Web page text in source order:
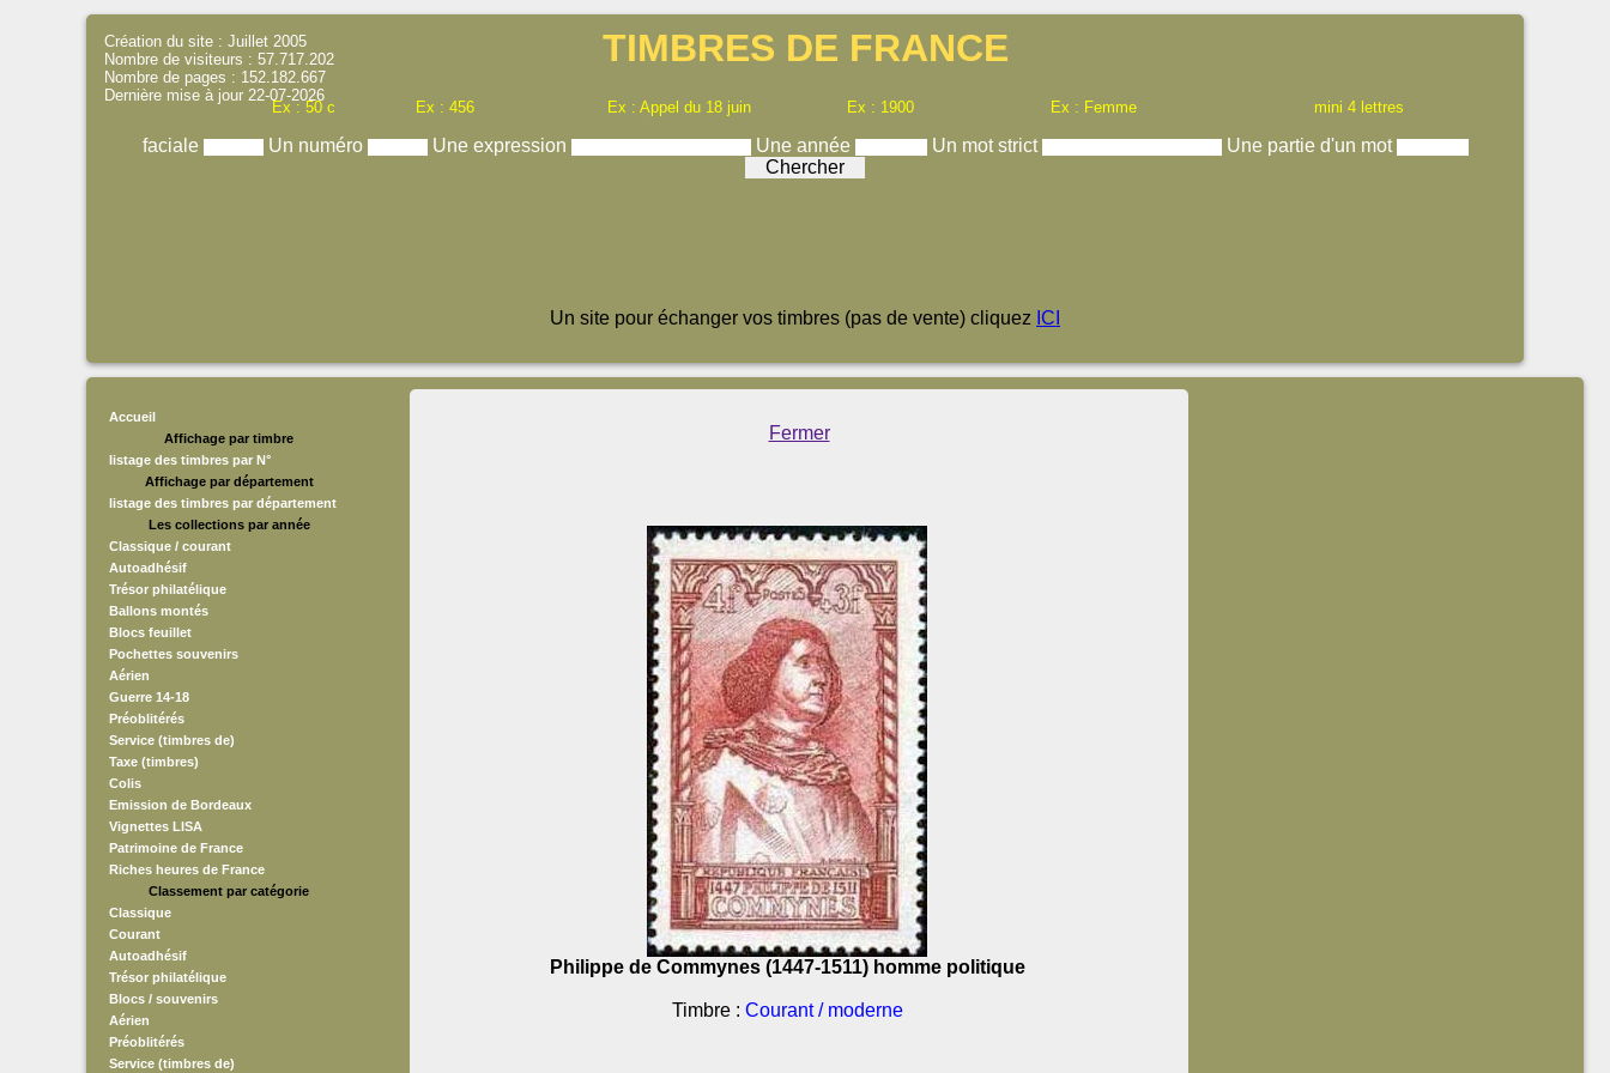
TIMBRES DE FRANCE
Ex : 50 c Ex : 456 Ex : Appel du 18 juin Ex : 1900 Ex : Femme mini 4 lettres
faciale Un numéro Une expression Une année Un mot strict Une partie d'un mot
Création du site : Juillet 2005
Nombre de visiteurs : 57.717.202
Nombre de pages : 152.182.667
Dernière mise à jour 22-07-2026
Un site pour échanger vos timbres (pas de vente) cliquez ICI
Accueil
Affichage par timbre
listage des timbres par N°
Affichage par département
listage des timbres par département
Les collections par année
Classique / courant
Autoadhésif
Trésor philatélique
Ballons montés
Blocs feuillet
Pochettes souvenirs
Aérien
Guerre 14-18
Préoblitérés
Service (timbres de)
Taxe (timbres)
Colis
Emission de Bordeaux
Vignettes LISA
Patrimoine de France
Riches heures de France
Classement par catégorie
Classique
Courant
Autoadhésif
Trésor philatélique
Blocs / souvenirs
Aérien
Préoblitérés
Service (timbres de)
Fermer
Philippe de Commynes (1447-1511) homme politique
Timbre : Courant / moderne